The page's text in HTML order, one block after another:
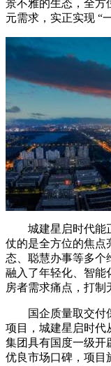
景不雅的生态，全方
元需求，实正实现 “
城建星启时代能正
仗的是全方位的焦点
态、聪慧办事等多个
融入了年轻化、智能
房者需求痛点，打制
国企质量取交付保
项目，城建星启时代
集团具有国度一级开
优良市场口碑，项目